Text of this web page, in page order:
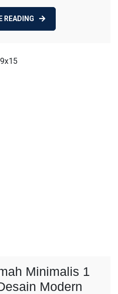
READING
Minimalis 1
Modern